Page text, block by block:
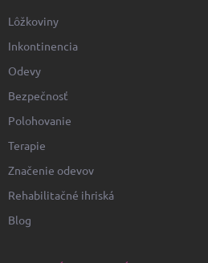
Lôžkoviny
Inkontinencia
Odevy
Bezpečnosť
Polohovanie
Terapie
Značenie odevov
Rehabilitačné ihriská
Blog